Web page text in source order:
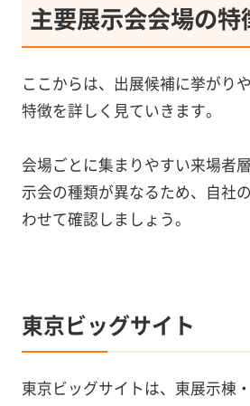
主要展示会会場の特
ここからは、出展候補に挙がり
特徴を詳しく見ていきます。
会場ごとに集まりやすい来場者
示会の種類が異なるため、自社
わせて確認しましょう。
東京ビッグサイト
東京ビッグサイトは、東展示棟